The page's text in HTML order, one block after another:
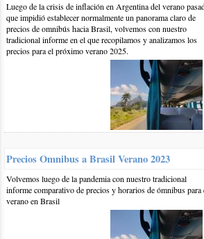
Luego de la crisis de inflación en Argentina del verano
que impidió establecer normalmente un panorama claro de
precios de omnibús hacia Brasil, volvemos con nuestro
tradicional informe en el que recopilamos y analizamos los
precios para el próximo verano 2025.
Precios Omnibus a Brasil Verano 2023
Volvemos luego de la pandemia con nuestro tradicional
informe comparativo de precios y horarios de ómnibus para
verano en Brasil